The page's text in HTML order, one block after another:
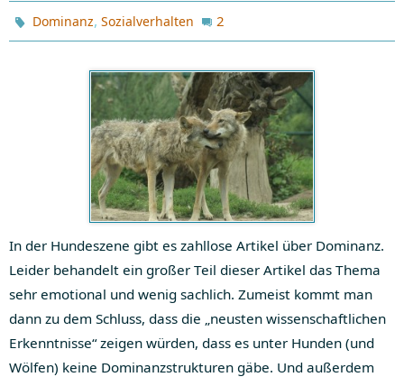
Dominanz,Sozialverhalten 2
In der Hundeszene gibt es zahllose Artikel über Dominanz.
Leider behandelt ein großer Teil dieser Artikel das Thema
sehr emotional und wenig sachlich. Zumeist kommt man
dann zu dem Schluss, dass die „neusten wissenschaftlichen
Erkenntnisse“ zeigen würden, dass es unter Hunden (und
Wölfen) keine Dominanzstrukturen gäbe. Und außerdem